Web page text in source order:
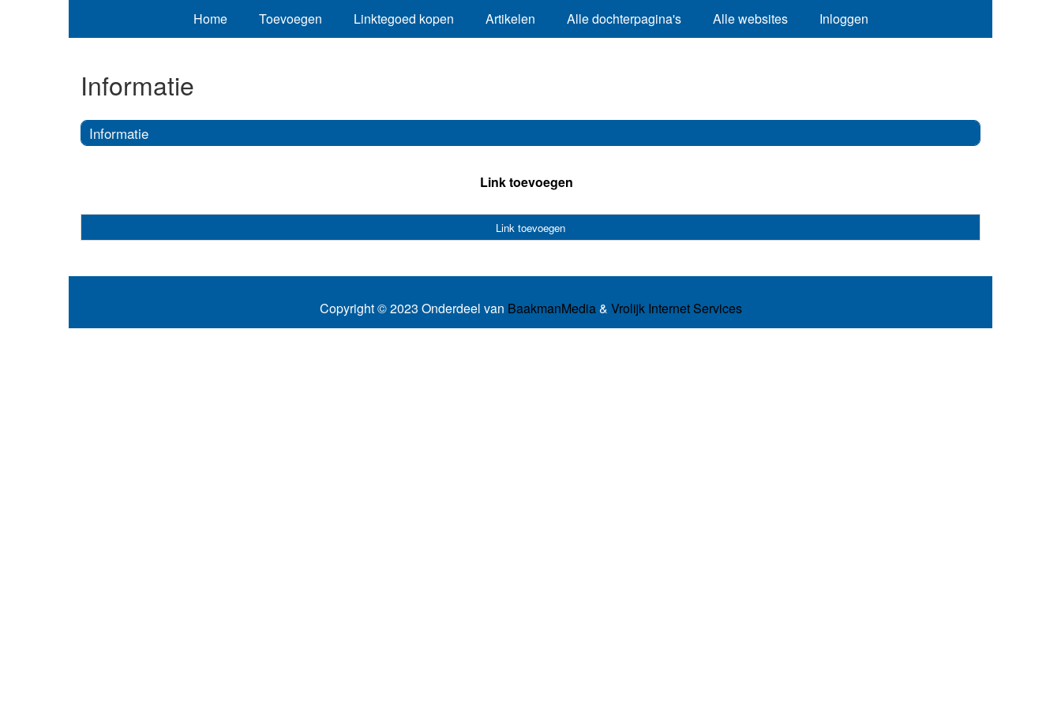
Home Toevoegen Linktegoed kopen Artikelen Alle dochterpagina's Alle websites Inloggen
Informatie
Informatie
Link toevoegen
Link toevoegen
Copyright © 2023 Onderdeel van BaakmanMedia& Vrolijk Internet Services